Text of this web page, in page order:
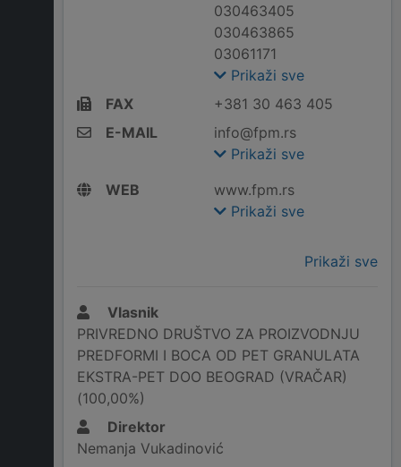
030463405
030463865
03061171
Prikaži sve
FAX
+381 30 463 405
E-MAIL
info@fpm.rs
Prikaži sve
WEB
www.fpm.rs
Prikaži sve
Prikaži sve
Vlasnik
PRIVREDNO DRUŠTVO ZA PROIZVODNJU
PREDFORMI I BOCA OD PET GRANULATA
EKSTRA-PET DOO BEOGRAD (VRAČAR)
(100,00%)
Direktor
Nemanja Vukadinović